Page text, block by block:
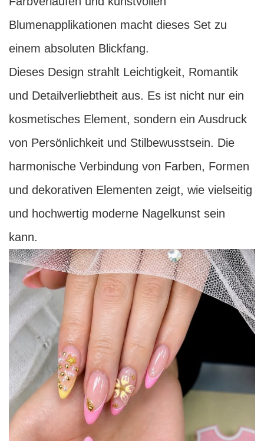
Blumenapplikationen macht dieses Set zu
einem absoluten Blickfang.
Dieses Design strahlt Leichtigkeit, Romantik
und Detailverliebtheit aus. Es ist nicht nur ein
kosmetisches Element, sondern ein Ausdruck
von Persönlichkeit und Stilbewusstsein. Die
harmonische Verbindung von Farben, Formen
und dekorativen Elementen zeigt, wie vielseitig
und hochwertig moderne Nagelkunst sein
kann.